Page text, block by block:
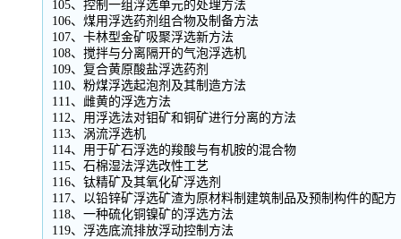
105、控制一组浮选单元的处理方法
106、煤用浮选药剂组合物及制备方法
107、卡林型金矿吸聚浮选新方法
108、搅拌与分离隔开的气泡浮选机
109、复合黄原酸盐浮选药剂
110、粉煤浮选起泡剂及其制造方法
111、雌黄的浮选方法
112、用浮选法对钼矿和铜矿进行分离的方法
113、涡流浮选机
114、用于矿石浮选的羧酸与有机胺的混合物
115、石棉湿法浮选改性工艺
116、钛精矿及其氧化矿浮选剂
117、以铅锌矿浮选矿渣为原材料制建筑制品及预制构件的配方
118、一种硫化铜镍矿的浮选方法
119、浮选底流排放浮动控制方法